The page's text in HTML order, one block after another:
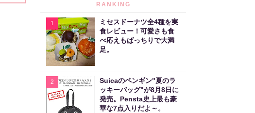
RANKING
1
ミセスドーナツ全4種を実
食レビュー！可愛さも食
べ応えもばっちりで大満
足。
2
Suicaのペンギン"夏のラ
ッキーバッグ"が8月8日に
発売。Pensta史上最も豪
華な7点入りだよ～。